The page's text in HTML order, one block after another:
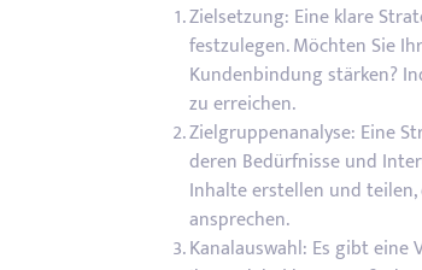
Zielsetzung: Eine klare
festzulegen. Möchten Sie
Kundenbindung stärken?
zu erreichen.
Zielgruppenanalyse: Eine
deren Bedürfnisse und
Inhalte erstellen und
ansprechen.
Kanalauswahl: Es gibt eine